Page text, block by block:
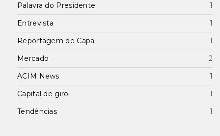
Palavra do Presidente
1
Entrevista
1
Reportagem de Capa
1
Mercado
2
ACIM News
1
Capital de giro
1
Tendências
1